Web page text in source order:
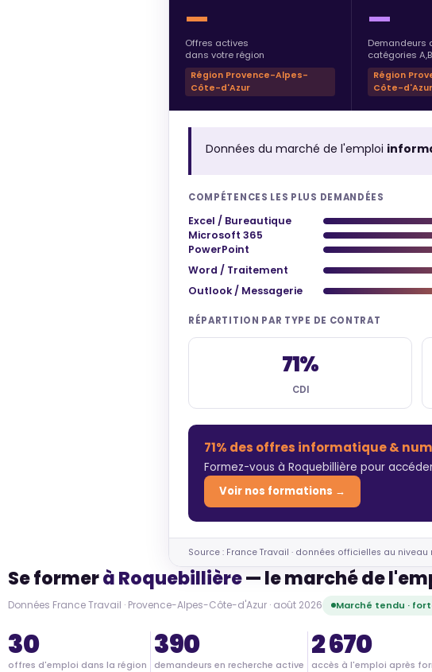
—
Offres actives
dans votre région
Région Provence-Alpes-
Côte-d'Azur
—
Demandeurs
catégories
Région
Côte-d'Azur
Données du marché de l'emploi
COMPÉTENCES LES PLUS DEMANDÉES
Excel / Bureautique
Microsoft 365
PowerPoint
Word / Traitement
Outlook / Messagerie
RÉPARTITION PAR TYPE DE CONTRAT
71%
CDI
71% des offres informatique &
Formez-vous à Roquebillière pour
Voir nos formations →
Source : France Travail · données officielles au
Se formerà Roquebillière— le marché de
Données France Travail · Provence-Alpes-Côte-d'Azur · août 2026 Marché tendu ·
30
offres d'emploi dans la région
390
demandeurs en recherche active
2 670
accès à l'emploi après